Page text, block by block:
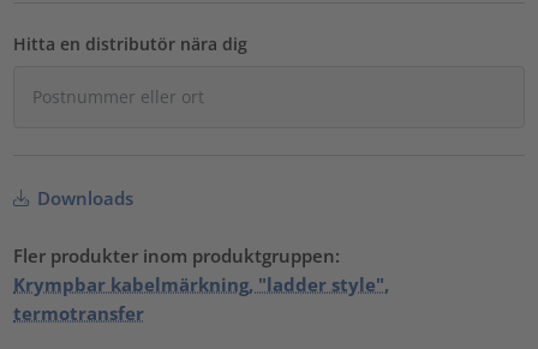
Hitta en distributör nära dig
Downloads
Fler produkter inom produktgruppen:
Krympbar kabelmärkning, "ladder style",
termotransfer